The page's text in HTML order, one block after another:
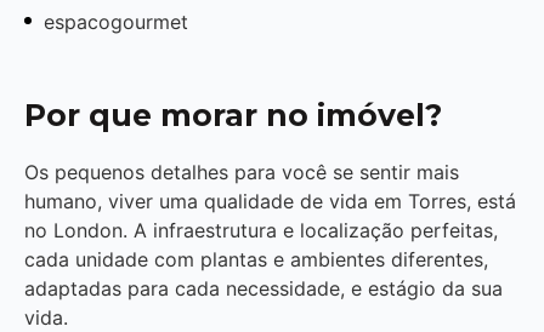
espacogourmet
Por que morar no imóvel?
Os pequenos detalhes para você se sentir mais
humano, viver uma qualidade de vida em Torres, está
no London. A infraestrutura e localização perfeitas,
cada unidade com plantas e ambientes diferentes,
adaptadas para cada necessidade, e estágio da sua
vida.